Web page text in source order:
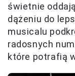
świetnie
dążeniu do
musicalu
radosnych
które potrafią